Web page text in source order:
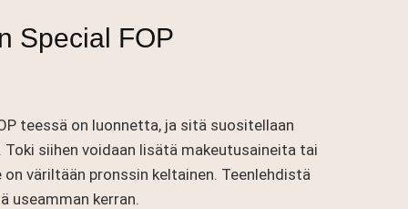
Special FOP
teessä on luonnetta, ja sitä suositellaan
Toki siihen voidaan lisätä makeutusaineita tai
väriltään pronssin keltainen. Teenlehdistä
useamman kerran.